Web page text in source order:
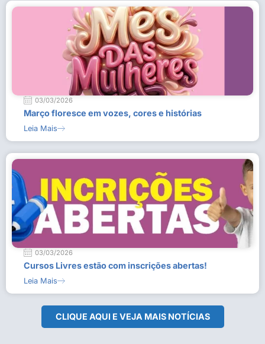
03/03/2026
Março floresce em vozes, cores e histórias
Leia Mais
03/03/2026
Cursos Livres estão com inscrições abertas!
Leia Mais
CLIQUE AQUI E VEJA MAIS NOTÍCIAS